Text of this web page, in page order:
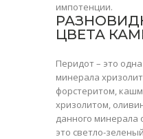
импотенции.
ЦВЕТА
Перидот– это
минерала
форстеритом,
хризолитом,
данного минерала
это светло-